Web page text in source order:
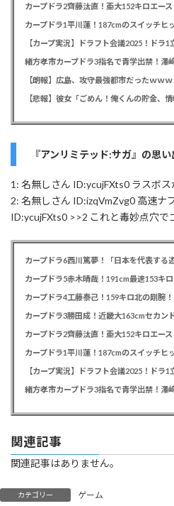
カープドラ2齊藤汰直！亜大152キロエース
【カープ実況】ドラフト会議2025！ドラ
【朗報】広島、攻守最強都市だったｗｗｗ
『アンリミテッド:サガ』の思い
1: 名無しさん ID:ycujFXts0 ラスボ
2: 名無しさん ID:izqVmZvg0 高速
ID:ycujFXts0 >>2 これと毒妙点穴で
カープドラ4工藤泰己！159キロ北の剛腕！
カープドラ2齊藤汰直！亜大152キロエース
【カープ実況】ドラフト会議2025！ドラ
関連記事
関連記事はありません。
カテゴリー ゲーム